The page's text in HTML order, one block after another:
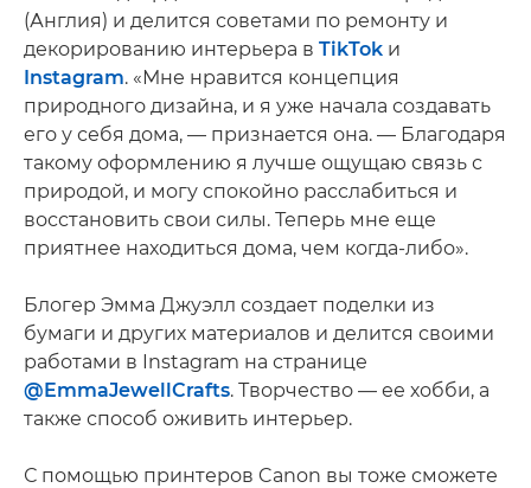
(Англия) и делится советами по ремонту и
декорированию интерьера в TikTok и
Instagram. «Мне нравится концепция
природного дизайна, и я уже начала создавать
его у себя дома, — признается она. — Благодаря
такому оформлению я лучше ощущаю связь с
природой, и могу спокойно расслабиться и
восстановить свои силы. Теперь мне еще
приятнее находиться дома, чем когда-либо».
Блогер Эмма Джуэлл создает поделки из
бумаги и других материалов и делится своими
работами в Instagram на странице
@EmmaJewellCrafts. Творчество — ее хобби, а
также способ оживить интерьер.
С помощью принтеров Canon вы тоже сможете